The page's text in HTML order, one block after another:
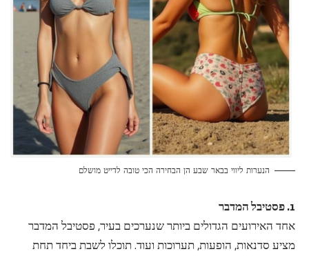
הנערות ליווי בבאר שבע הן הבחירה הכי טובה לדייט מושלם
1. פסטיבל המדבר
אחד האירועים הגדולים ביותר שנערכים בעיר, פסטיבל המדבר
מציע סדנאות, הופעות, תערוכות ועוד. תוכלו לשבת ביחד תחת